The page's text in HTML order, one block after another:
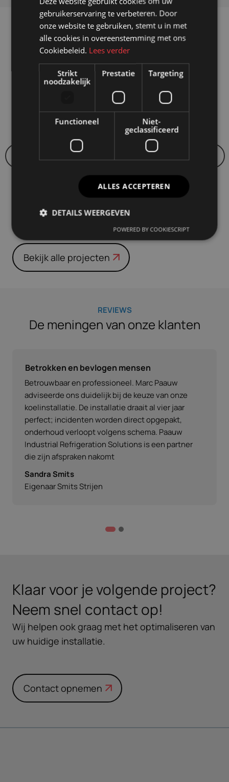
PROJECTEN
Onze succesverhalen en lopende
projecten
Bekijk alle projecten
REVIEWS
De meningen van onze klanten
Betrokken en bevlogen mensen
Betrouwbaar en professioneel. Marc Paauw
adviseerde ons duidelijk bij de keuze van onze
koelinstallatie. De installatie draait al vier jaar
perfect; incidenten worden direct opgepakt,
onderhoud verloopt volgens schema. Paauw
Industrial Refrigeration Solutions is een partner
die zijn afspraken nakomt
Sandra Smits
Eigenaar Smits Strijen
Klaar voor je volgende project?
Neem snel contact op!
Wij helpen ook graag met het optimaliseren van
uw huidige installatie.
Contact opnemen
gebruikerservaring te verbeteren. Door
onze website te gebruiken, stemt u in met
alle cookies in overeenstemming met ons
Cookiebeleid. Lees verder
Strikt
noodzakelijk
Prestatie Targeting
Functioneel
Niet-
geclassificeerd
ALLES ACCEPTEREN
DETAILS WEERGEVEN
POWERED BY COOKIESCRIPT